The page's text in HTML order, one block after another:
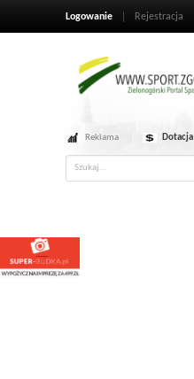
Logowanie Rejestracja
Reklama Dotacja